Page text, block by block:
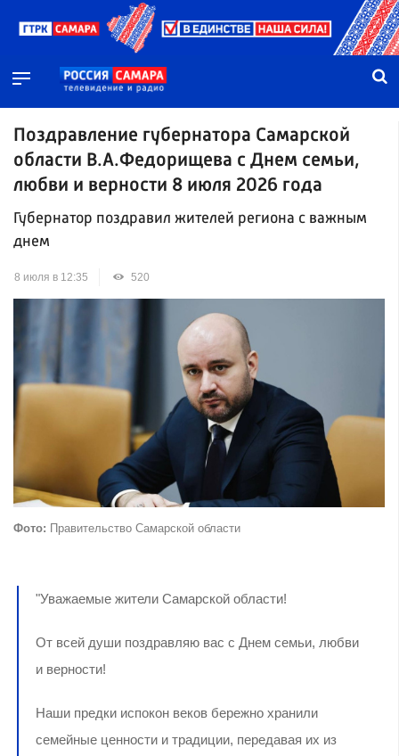
Поздравление губернатора Самарской
области В.А.Федорищева с Днем семьи,
любви и верности 8 июля 2026 года
Губернатор поздравил жителей региона с важным
днем
8 июля в 12:35 520
Фото: Правительство Самарской области
"Уважаемые жители Самарской области!
От всей души поздравляю вас с Днем семьи, любви
и верности!
Наши предки испокон веков бережно хранили
семейные ценности и традиции, передавая их из